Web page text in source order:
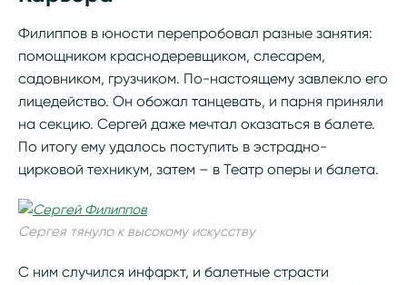
Филиппов в юности перепробовал разные занятия:
помощником краснодеревщиком, слесарем,
садовником, грузчиком. По-настоящему завлекло его
лицедейство. Он обожал танцевать, и парня приняли
на секцию. Сергей даже мечтал оказаться в балете.
По итогу ему удалось поступить в эстрадно-
цирковой техникум, затем – в Театр оперы и балета.
Сергея тянуло к высокому искусству
С ним случился инфаркт, и балетные страсти